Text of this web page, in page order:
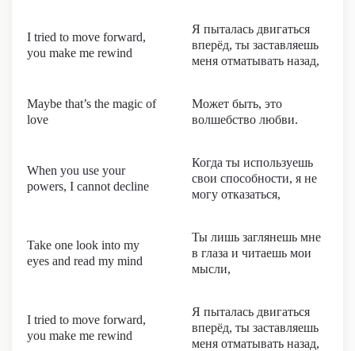
I tried to move forward,
you make me rewind
Я пыталась двигаться
вперёд, ты заставляешь
меня отматывать назад,
Maybe that’s the magic of
love
Может быть, это
волшебство любви.
When you use your
powers, I cannot decline
Когда ты используешь
свои способности, я не
могу отказаться,
Take one look into my
eyes and read my mind
Ты лишь заглянешь мне
в глаза и читаешь мои
мысли,
I tried to move forward,
you make me rewind
Я пыталась двигаться
вперёд, ты заставляешь
меня отматывать назад,